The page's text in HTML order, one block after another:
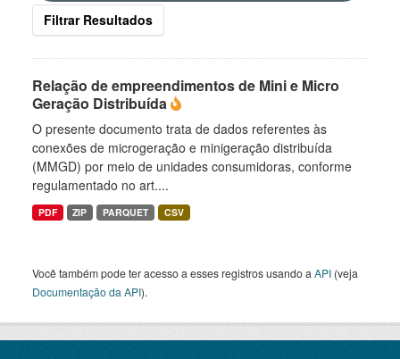
Filtrar Resultados
Relação de empreendimentos de Mini e Micro
Geração Distribuída
O presente documento trata de dados referentes às
conexões de microgeração e minigeração distribuída
(MMGD) por meio de unidades consumidoras, conforme
regulamentado no art....
PDF ZIP PARQUET CSV
Você também pode ter acesso a esses registros usando a API (veja
Documentação da API).